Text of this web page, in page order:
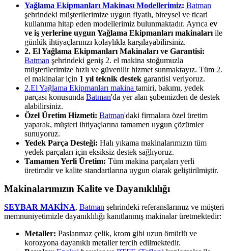
Yağlama Ekipmanları Makinası Modellerimiz: Batman
şehrindeki müşterilerimize uygun fiyatlı, bireysel ve ticari
kullanıma hitap eden modellerimiz bulunmaktadır. Ayrıca ev
ve iş yerlerine uygun Yağlama Ekipmanları makinaları ile
günlük ihtiyaçlarınızı kolaylıkla karşılayabilirsiniz.
2. El Yağlama Ekipmanları Makinaları ve Garantisi:
Batman şehrindeki geniş 2. el makina stoğumuzla
müşterilerimize hızlı ve güvenilir hizmet sunmaktayız. Tüm 2.
el makinalar için 1 yıl teknik destek garantisi veriyoruz.
2.El Yağlama Ekipmanları makina tamiri, bakımı, yedek
parçası konusunda Batman'da yer alan şubemizden de destek
alabilirsiniz.
Özel Üretim Hizmeti: Batman'daki firmalara özel üretim
yaparak, müşteri ihtiyaçlarına tamamen uygun çözümler
sunuyoruz.
Yedek Parça Desteği: Halı yıkama makinalarımızın tüm
yedek parçaları için eksiksiz destek sağlıyoruz.
Tamamen Yerli Üretim: Tüm makina parçaları yerli
üretimdir ve kalite standartlarına uygun olarak geliştirilmiştir.
Makinalarımızın Kalite ve Dayanıklılığı
SEYBAR MAKİNA, Batman şehrindeki referanslarımız ve müşteri
memnuniyetimizle dayanıklılığı kanıtlanmış makinalar üretmektedir:
Metaller: Paslanmaz çelik, krom gibi uzun ömürlü ve
korozyona dayanıklı metaller tercih edilmektedir.